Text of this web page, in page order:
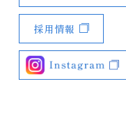
採用情報